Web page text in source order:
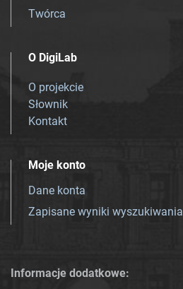
Twórca
O DigiLab
O projekcie
Słownik
Kontakt
Moje konto
Dane konta
Zapisane wyniki wyszukiwania
Informacje dodatkowe: